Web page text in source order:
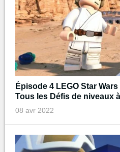
Épisode 4 LEGO Star
Tous les Défis de niveaux
08 avr 2022